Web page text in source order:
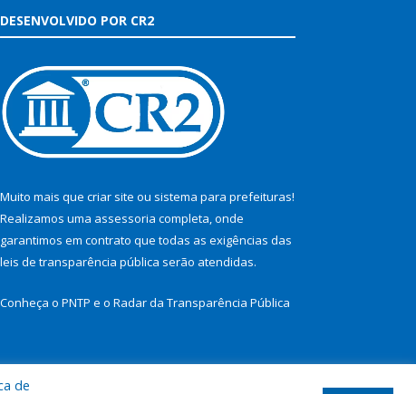
DESENVOLVIDO POR CR2
Muito mais que criar site ou sistema para prefeituras!
Realizamos uma assessoria completa, onde
garantimos em contrato que todas as exigências das
leis de transparência pública serão atendidas.
Conheça o PNTP e o Radar da Transparência Pública
de